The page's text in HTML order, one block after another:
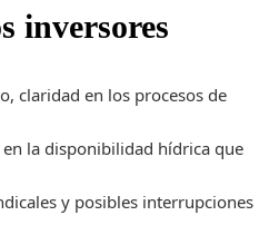
inversores
claridad en los procesos de
la disponibilidad hídrica que
y posibles interrupciones